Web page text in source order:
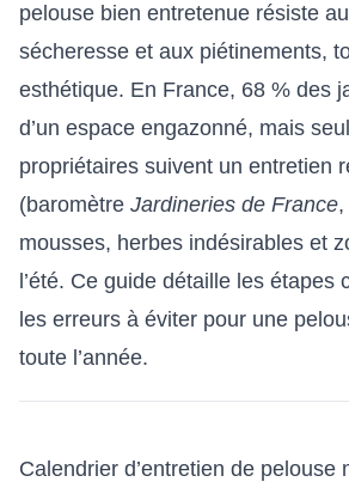
pelouse bien entretenue résiste
sécheresse et aux piétinements,
esthétique. En France, 68 % des
d’un espace engazonné, mais
propriétaires suivent un entretien
(baromètre Jardineries de France
mousses, herbes indésirables et
l’été. Ce guide détaille les étapes
les erreurs à éviter pour une
toute l’année.
Calendrier d’entretien de pelouse